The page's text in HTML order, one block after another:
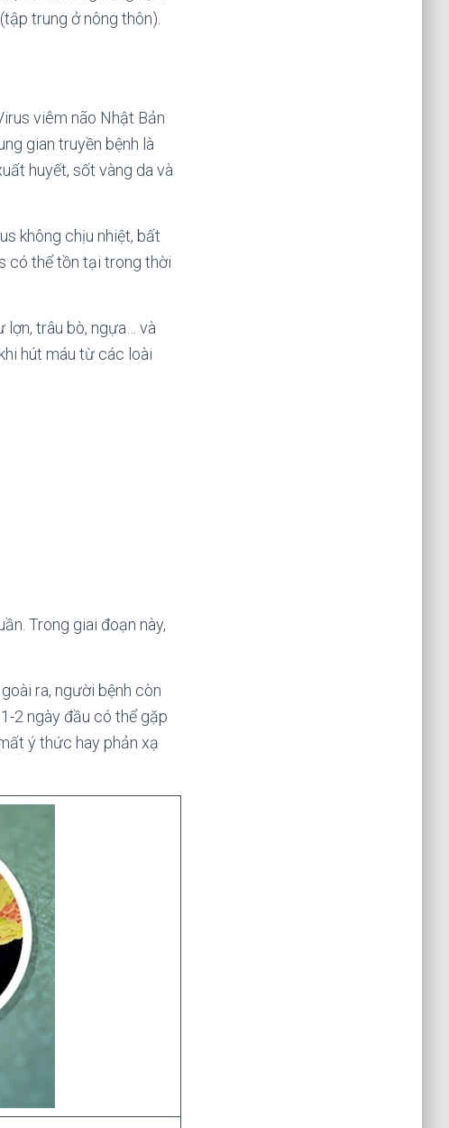
trung ở nông thôn).
viêm não Nhật Bản
gian truyền bệnh là
huyết, sốt vàng da và
không chịu nhiệt, bất
có thể tồn tại trong thời
lợn, trâu bò, ngựa… và
hút máu từ các loài
Trong giai đoạn này,
ra, người bệnh còn
2 ngày đầu có thể gặp
ý thức hay phản xạ